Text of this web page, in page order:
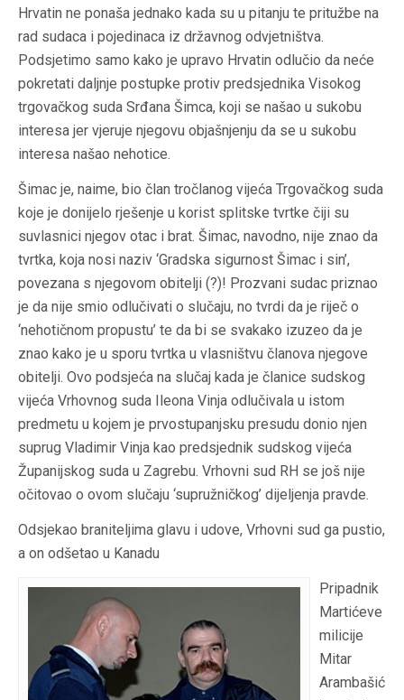
Hrvatin ne ponaša jednako kada su u pitanju te pritužbe na
rad sudaca i pojedinaca iz državnog odvjetništva.
Podsjetimo samo kako je upravo Hrvatin odlučio da neće
pokretati daljnje postupke protiv predsjednika Visokog
trgovačkog suda Srđana Šimca, koji se našao u sukobu
interesa jer vjeruje njegovu objašnjenju da se u sukobu
interesa našao nehotice.
Šimac je, naime, bio član tročlanog vijeća Trgovačkog suda
koje je donijelo rješenje u korist splitske tvrtke čiji su
suvlasnici njegov otac i brat. Šimac, navodno, nije znao da
tvrtka, koja nosi naziv ‘Gradska sigurnost Šimac i sin’,
povezana s njegovom obitelji (?)! Prozvani sudac priznao
je da nije smio odlučivati o slučaju, no tvrdi da je riječ o
‘nehotičnom propustu’ te da bi se svakako izuzeo da je
znao kako je u sporu tvrtka u vlasništvu članova njegove
obitelji. Ovo podsjeća na slučaj kada je članice sudskog
vijeća Vrhovnog suda Ileona Vinja odlučivala u istom
predmetu u kojem je prvostupanjsku presudu donio njen
suprug Vladimir Vinja kao predsjednik sudskog vijeća
Županijskog suda u Zagrebu. Vrhovni sud RH se još nije
očitovao o ovom slučaju ‘supružničkog’ dijeljenja pravde.
Odsjekao braniteljima glavu i udove, Vrhovni sud ga pustio,
a on odšetao u Kanadu
Pripadnik
Martićeve
milicije
Mitar
Arambašić